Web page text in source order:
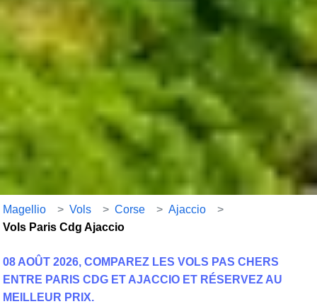
Magellio > Vols > Corse > Ajaccio
>
Vols Paris Cdg Ajaccio
08 AOÛT 2026, COMPAREZ LES VOLS PAS CHERS
ENTRE PARIS CDG ET AJACCIO ET RÉSERVEZ AU
MEILLEUR PRIX.